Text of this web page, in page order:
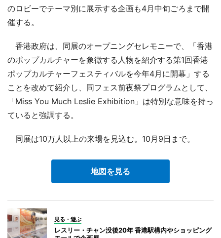
のロビーでテーマ別に展示する企画も4月中旬ごろまで開
催する。
香港政府は、同展のオープニングセレモニーで、「香港
のポップカルチャーを象徴する人物を紹介する第1回香港
ポップカルチャーフェスティバルを今年4月に開幕」する
ことを改めて紹介し、同フェス前夜祭プログラムとして、
「Miss You Much Leslie Exhibition」は特別な意味を持っ
ていると強調する。
同展は10万人以上の来場を見込む。10月9日まで。
地図を見る
見る・遊ぶ
レスリー・チャン没後20年 香港駅構内やショッピング